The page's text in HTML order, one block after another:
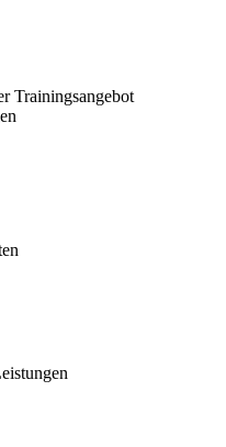
Trainingsangebot